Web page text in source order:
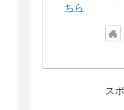
ちら
ス